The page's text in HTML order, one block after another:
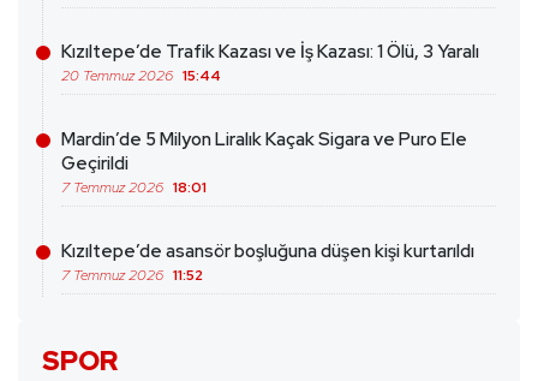
Kızıltepe’de Trafik Kazası ve İş Kazası: 1 Ölü, 3 Yaralı
20 Temmuz 2026 15:44
Mardin’de 5 Milyon Liralık Kaçak Sigara ve Puro Ele
Geçirildi
7 Temmuz 2026 18:01
Kızıltepe’de asansör boşluğuna düşen kişi kurtarıldı
7 Temmuz 2026 11:52
SPOR